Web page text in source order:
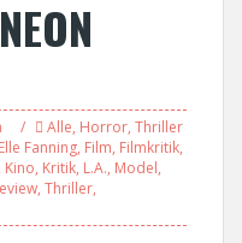
Alle, Horror, Thriller
Elle Fanning, Film, Filmkritik,
Kino, Kritik, L.A., Model,
, Thriller,